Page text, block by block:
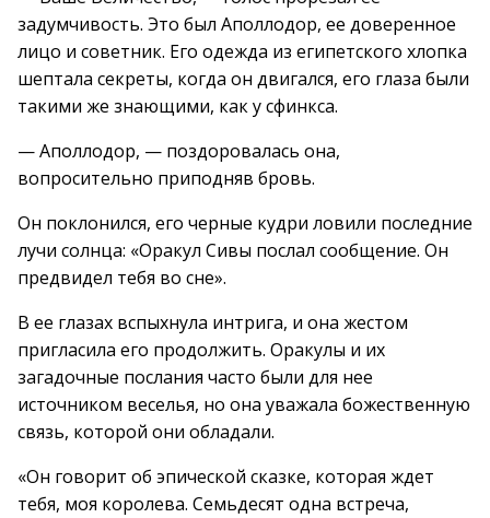
задумчивость. Это был Аполлодор, ее доверенное
лицо и советник. Его одежда из египетского хлопка
шептала секреты, когда он двигался, его глаза были
такими же знающими, как у сфинкса.
— Аполлодор, — поздоровалась она,
вопросительно приподняв бровь.
Он поклонился, его черные кудри ловили последние
лучи солнца: «Оракул Сивы послал сообщение. Он
предвидел тебя во сне».
В ее глазах вспыхнула интрига, и она жестом
пригласила его продолжить. Оракулы и их
загадочные послания часто были для нее
источником веселья, но она уважала божественную
связь, которой они обладали.
«Он говорит об эпической сказке, которая ждет
тебя, моя королева. Семьдесят одна встреча,